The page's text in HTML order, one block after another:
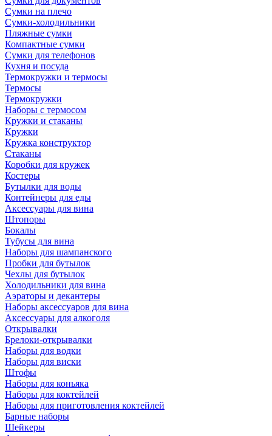
Сумки на плечо
Сумки-холодильники
Пляжные сумки
Компактные сумки
Сумки для телефонов
Кухня и посуда
Термокружки и термосы
Термосы
Термокружки
Наборы с термосом
Кружки и стаканы
Кружки
Кружка конструктор
Стаканы
Коробки для кружек
Костеры
Бутылки для воды
Контейнеры для еды
Аксессуары для вина
Штопоры
Бокалы
Тубусы для вина
Наборы для шампанского
Пробки для бутылок
Чехлы для бутылок
Холодильники для вина
Аэраторы и декантеры
Наборы аксессуаров для вина
Аксессуары для алкоголя
Открывалки
Брелоки-открывалки
Наборы для водки
Наборы для виски
Штофы
Наборы для коньяка
Наборы для коктейлей
Наборы для приготовления коктейлей
Барные наборы
Шейкеры